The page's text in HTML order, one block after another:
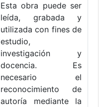
Esta obra puede ser
leída, grabada y
utilizada con fines de
estudio,
investigación y
docencia. Es
necesario el
reconocimiento de
autoría mediante la